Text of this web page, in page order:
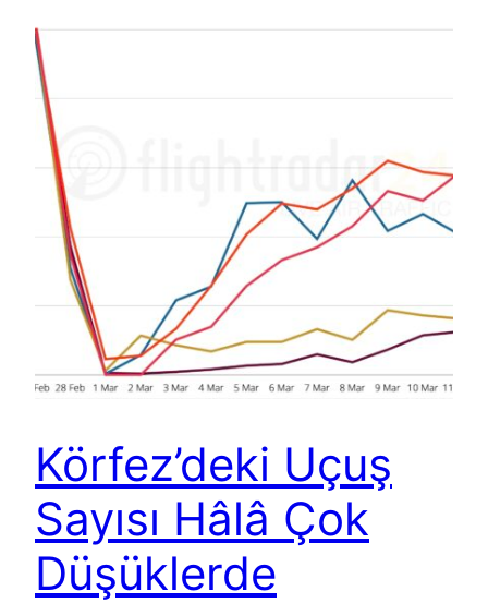
Körfez’deki Uçuş
Sayısı Hâlâ Çok
Düşüklerde